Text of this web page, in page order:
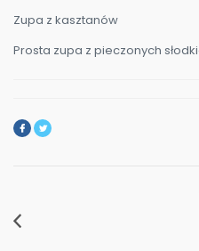
Zupa z kasztanów
Prosta zupa z pieczonych